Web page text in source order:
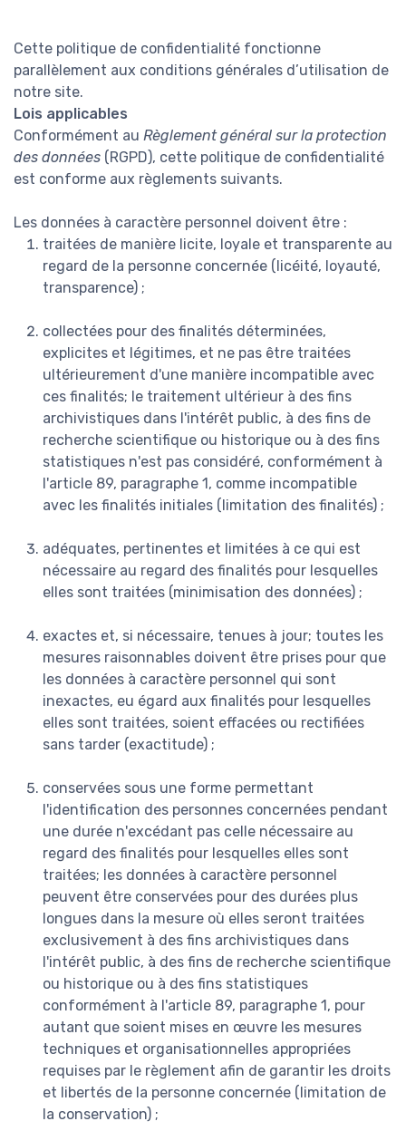
Cette politique de confidentialité fonctionne
parallèlement aux conditions générales d’utilisation de
notre site.
Lois applicables
Conformément au Règlement général sur la protection
des données (RGPD), cette politique de confidentialité
est conforme aux règlements suivants.
Les données à caractère personnel doivent être :
traitées de manière licite, loyale et transparente au
regard de la personne concernée (licéité, loyauté,
transparence) ;
collectées pour des finalités déterminées,
explicites et légitimes, et ne pas être traitées
ultérieurement d'une manière incompatible avec
ces finalités; le traitement ultérieur à des fins
archivistiques dans l'intérêt public, à des fins de
recherche scientifique ou historique ou à des fins
statistiques n'est pas considéré, conformément à
l'article 89, paragraphe 1, comme incompatible
avec les finalités initiales (limitation des finalités) ;
adéquates, pertinentes et limitées à ce qui est
nécessaire au regard des finalités pour lesquelles
elles sont traitées (minimisation des données) ;
exactes et, si nécessaire, tenues à jour; toutes les
mesures raisonnables doivent être prises pour que
les données à caractère personnel qui sont
inexactes, eu égard aux finalités pour lesquelles
elles sont traitées, soient effacées ou rectifiées
sans tarder (exactitude) ;
conservées sous une forme permettant
l'identification des personnes concernées pendant
une durée n'excédant pas celle nécessaire au
regard des finalités pour lesquelles elles sont
traitées; les données à caractère personnel
peuvent être conservées pour des durées plus
longues dans la mesure où elles seront traitées
exclusivement à des fins archivistiques dans
l'intérêt public, à des fins de recherche scientifique
ou historique ou à des fins statistiques
conformément à l'article 89, paragraphe 1, pour
autant que soient mises en œuvre les mesures
techniques et organisationnelles appropriées
requises par le règlement afin de garantir les droits
et libertés de la personne concernée (limitation de
la conservation) ;